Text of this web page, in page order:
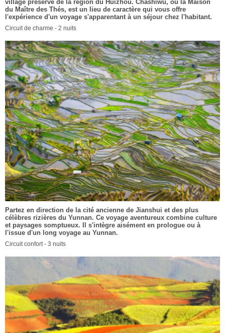
village préservé de la région du Huizhou. Chashiwu, ou la Maison
du Maître des Thés, est un lieu de caractère qui vous offre
l'expérience d'un voyage s'apparentant à un séjour chez l'habitant.
Circuit de charme - 2 nuits
Partez en direction de la cité ancienne de Jianshui et des plus
célèbres rizières du Yunnan. Ce voyage aventureux combine culture
et paysages somptueux. Il s'intègre aisément en prologue ou à
l'issue d'un long voyage au Yunnan.
Circuit confort - 3 nuits